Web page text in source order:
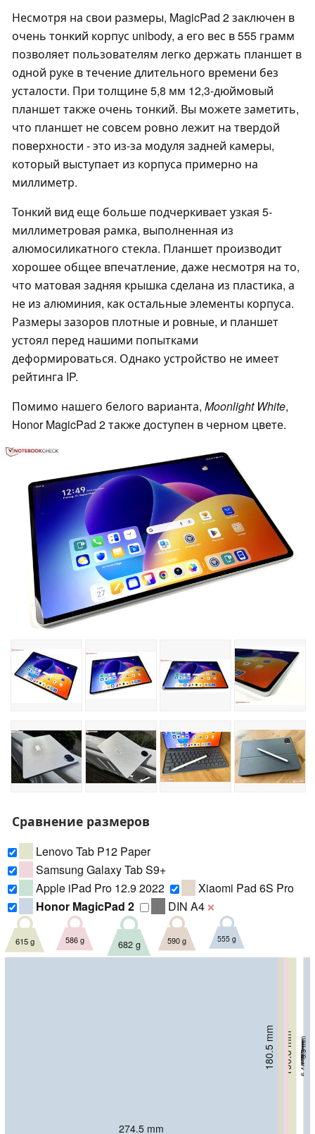
Несмотря на свои размеры, MagicPad 2 заключен в
очень тонкий корпус unibody, а его вес в 555 грамм
позволяет пользователям легко держать планшет в
одной руке в течение длительного времени без
усталости. При толщине 5,8 мм 12,3-дюймовый
планшет также очень тонкий. Вы можете заметить,
что планшет не совсем ровно лежит на твердой
поверхности - это из-за модуля задней камеры,
который выступает из корпуса примерно на
миллиметр.
Тонкий вид еще больше подчеркивает узкая 5-
миллиметровая рамка, выполненная из
алюмосиликатного стекла. Планшет производит
хорошее общее впечатление, даже несмотря на то,
что матовая задняя крышка сделана из пластика, а
не из алюминия, как остальные элементы корпуса.
Размеры зазоров плотные и ровные, и планшет
устоял перед нашими попытками
деформироваться. Однако устройство не имеет
рейтинга IP.
Помимо нашего белого варианта, Moonlight White,
Honor MagicPad 2 также доступен в черном цвете.
Сравнение размеров
Lenovo Tab P12 Paper
Samsung Galaxy Tab S9+
Apple iPad Pro 12.9 2022
Xiaomi Pad 6S Pro
Honor MagicPad 2
DIN A4 ❌
190.8 mm 6.9 mm
615 g
185.4 mm 5.7 mm
586 g
214.9 mm 6.4 mm
682 g
191.58 mm 6.26 mm
590 g
274.5 mm
180.5 mm 5.8 mm
555 g